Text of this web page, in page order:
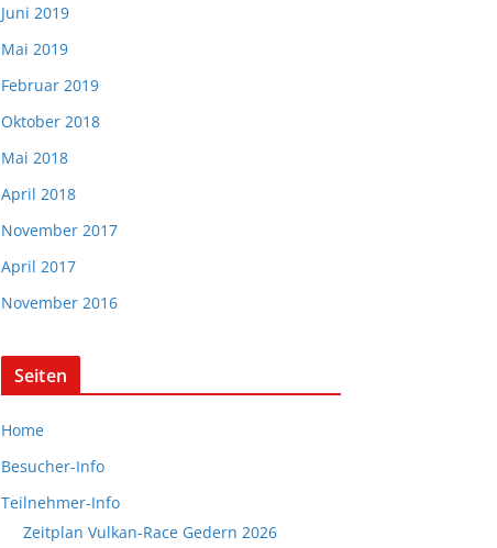
Juni 2019
Mai 2019
Februar 2019
Oktober 2018
Mai 2018
April 2018
November 2017
April 2017
November 2016
Seiten
Home
Besucher-Info
Teilnehmer-Info
Zeitplan Vulkan-Race Gedern 2026